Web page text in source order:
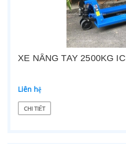
XE NÂNG TAY 2500KG
Liên hệ
CHI TIẾT